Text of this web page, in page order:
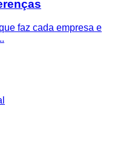
faz cada empresa e